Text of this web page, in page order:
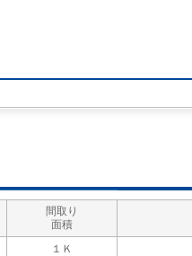
間取り
面積
１Ｋ